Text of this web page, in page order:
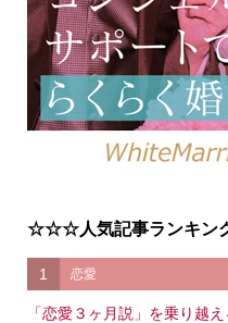
☆☆☆人気記事ランキ
1 恋愛
「恋愛３ヶ月説」を乗り越